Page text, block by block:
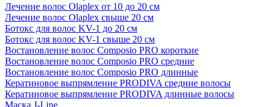
Лечение волос Olapleх от 10 до 20 см
Лечение волос Olapleх свыше 20 см
Ботокс для волос KV-1 до 20 см
Ботокс для волос KV-1 свыше 20 см
Востановление волос Composio PRO короткие
Востановление волос Composio PRO средние
Востановление волос Composio PRO длинные
Кератиновое выпрямление PRODIVA средние волосы
Кератиновое выпрямление PRODIVA длинные волосы
Маска J-Line